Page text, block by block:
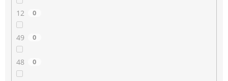
12 0
49 0
48 0